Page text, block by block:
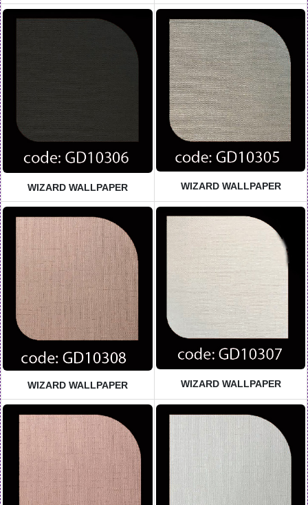
WIZARD WALLPAPER
WIZARD WALLPAPER
WIZARD WALLPAPER
WIZARD WALLPAPER